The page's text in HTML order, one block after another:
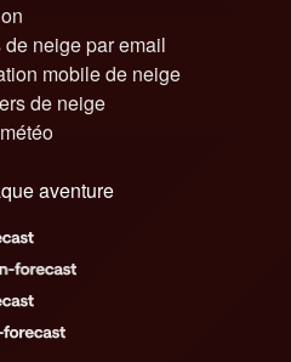
de neige par email
mobile de neige
de neige
aventure